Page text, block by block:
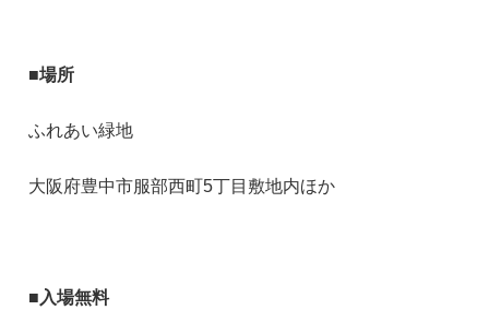
■場所
ふれあい緑地
大阪府豊中市服部西町5丁目敷地内ほか
■入場無料